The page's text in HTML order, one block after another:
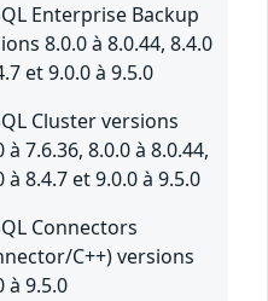
Enterprise Backup
8.0.0 à 8.0.44, 8.4.0
et 9.0.0 à 9.5.0
Cluster versions
à 7.6.36, 8.0.0 à 8.0.44,
à 8.4.7 et 9.0.0 à 9.5.0
Connectors
C++) versions
à 9.5.0